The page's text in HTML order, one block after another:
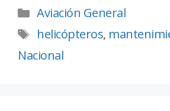
Aviación General
helicópteros,
Nacional